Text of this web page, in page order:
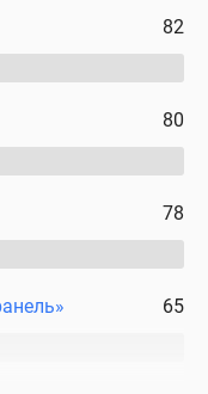
82
80
78
65